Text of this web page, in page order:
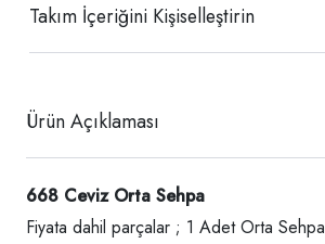
Takım İçeriğini Kişiselleştirin
Ürün Açıklaması
668 Ceviz Orta Sehpa
Fiyata dahil parçalar ; 1 Adet Orta Sehpa